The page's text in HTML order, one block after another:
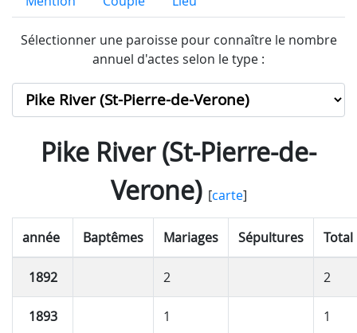
Sélectionner une paroisse pour connaître le nombre
annuel d'actes selon le type :
Pike River (St-Pierre-de-
Verone)[carte]
année Baptêmes Mariages Sépultures Total
1892 2 2
1893 1 1